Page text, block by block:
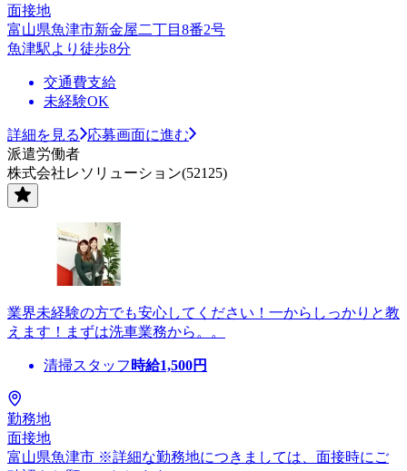
面接地
富山県魚津市新金屋二丁目8番2号
魚津駅より徒歩8分
交通費支給
未経験OK
詳細を見る
応募画面に進む
派遣労働者
株式会社レソリューション(52125)
業界未経験の方でも安心してください！一からしっかりと教
えます！まずは洗車業務から。。
清掃スタッフ 時給1,500円
勤務地
面接地
富山県魚津市 ※詳細な勤務地につきましては、面接時にご